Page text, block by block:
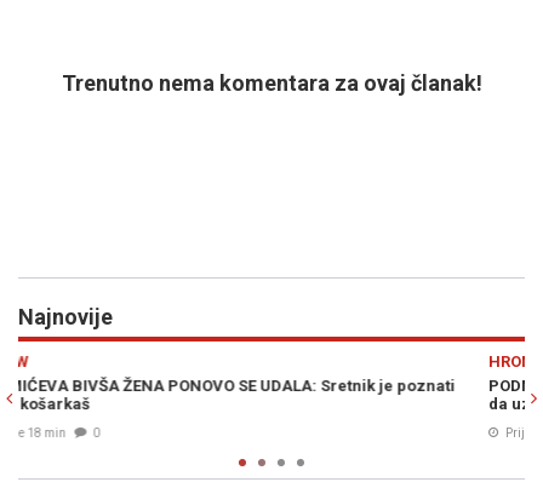
Trenutno nema komentara za ovaj članak!
Najnovije
PODMUKLE NAMJERE: Novinarku BN TV "namamio" da dođe kući
da uzme izjavu, a onda je fizički napao (VIDEO)
Prije 24 min